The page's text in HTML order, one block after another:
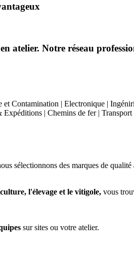
atelier. Notre réseau
Contamination | Electronique |
| Chemins de fer |
sélectionnons des marques de
l'élevage et le vitigole, vous
sur sites ou votre atelier.